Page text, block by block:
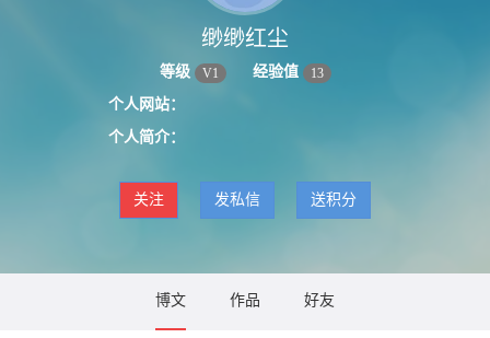
缈缈红尘
等级 V1 经验值 13
个人网站：
个人简介：
关注 发私信 送积分
博文 作品 好友